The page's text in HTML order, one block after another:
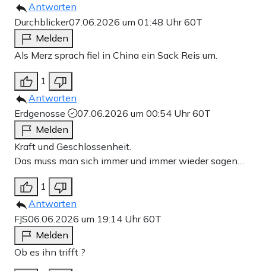
Antworten
Durchblicker07.06.2026 um 01:48 Uhr60T
Melden
Als Merz sprach fiel in China ein Sack Reis um.
1
Antworten
Erdgenosse
07.06.2026 um 00:54 Uhr60T
Melden
Kraft und Geschlossenheit.
Das muss man sich immer und immer wieder sagen…
1
Antworten
FJS06.06.2026 um 19:14 Uhr60T
Melden
Ob es ihn trifft ?